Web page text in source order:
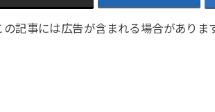
の記事には広告が含まれる場合がありま